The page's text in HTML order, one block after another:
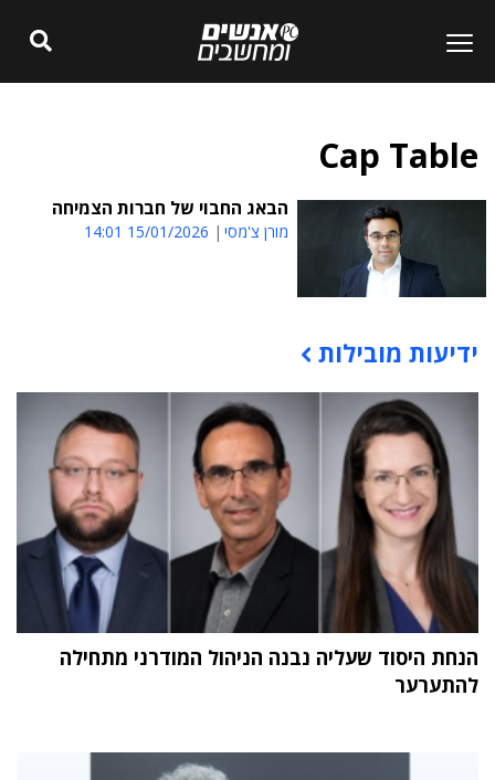
Cap Table
הבאג החבוי של חברות הצמיחה
מורן צ'מסי 15/01/2026 14:01
תוכן פרסומי
ידיעות מובילות
הנחת היסוד שעליה נבנה הניהול המודרני מתחילה
להתערער